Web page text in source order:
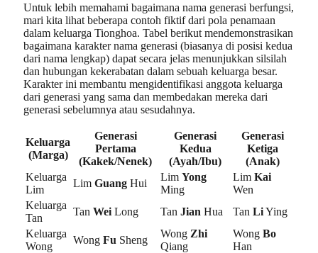
Untuk lebih memahami bagaimana nama generasi berfungsi,
mari kita lihat beberapa contoh fiktif dari pola penamaan
dalam keluarga Tionghoa. Tabel berikut mendemonstrasikan
bagaimana karakter nama generasi (biasanya di posisi kedua
dari nama lengkap) dapat secara jelas menunjukkan silsilah
dan hubungan kekerabatan dalam sebuah keluarga besar.
Karakter ini membantu mengidentifikasi anggota keluarga
dari generasi yang sama dan membedakan mereka dari
generasi sebelumnya atau sesudahnya.
Keluarga
(Marga)
Generasi
Pertama
(Kakek/Nenek)
Generasi
Kedua
(Ayah/Ibu)
Generasi
Ketiga
(Anak)
Keluarga
Lim
Lim Guang Hui
Lim Yong
Ming
Lim Kai
Wen
Keluarga
Tan
Tan Wei Long Tan Jian Hua Tan LiYing
Keluarga
Wong
Wong Fu Sheng
Wong Zhi
Qiang
Wong Bo
Han